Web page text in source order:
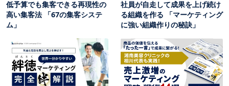
低予算でも集客できる再現性の
高い集客法 「67の集客システ
ム」
社員が自走して成果を上げ続け
る組織を作る 「マーケティング
に強い組織作りの秘訣」